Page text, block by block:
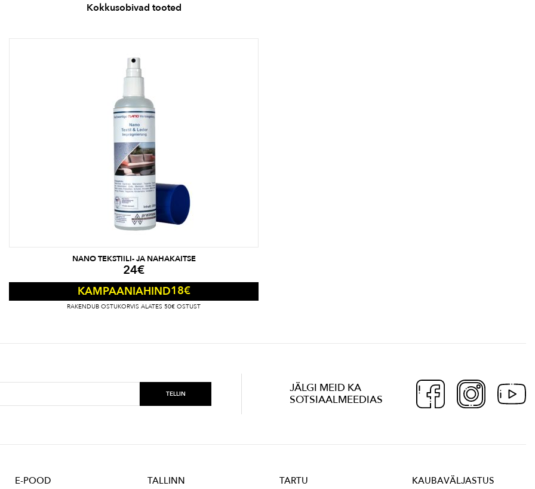
Kokkusobivad tooted
NANO TEKSTIILI- JA NAHAKAITSE
24€
KAMPAANIAHIND18€
RAKENDUB OSTUKORVIS ALATES 50€ OSTUST
JÄLGI MEID KA
SOTSIAALMEEDIAS
E-POOD TALLINN TARTU KAUBAVÄLJASTUS